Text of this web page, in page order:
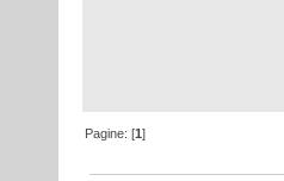
Pagine: [1]